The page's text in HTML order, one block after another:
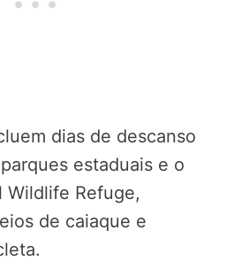
dias de descanso
estaduais e o
Wildlife Refuge,
de caiaque e